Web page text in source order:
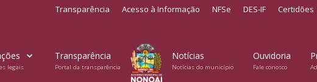
Transparência Acesso à Informação NFSe DES-IF Certidões
legais
Transparência
Portal da transparência
Notícias
Notícias do município
Ouvidoria
Fale conosco